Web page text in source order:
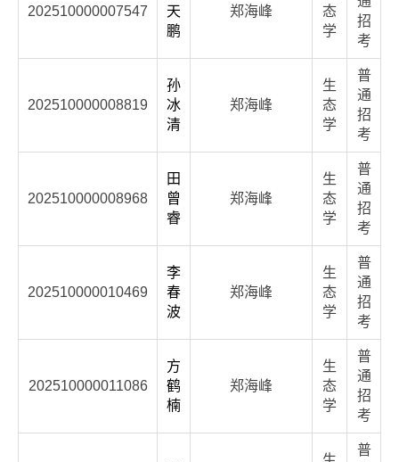
202510000007547
天
鹏
郑海峰
态
学
招
考
202510000008819
孙
冰
清
郑海峰
生
态
学
普
通
招
考
202510000008968
田
曾
睿
郑海峰
生
态
学
普
通
招
考
202510000010469
李
春
波
郑海峰
生
态
学
普
通
招
考
202510000011086
方
鹤
楠
郑海峰
生
态
学
普
通
招
考
普